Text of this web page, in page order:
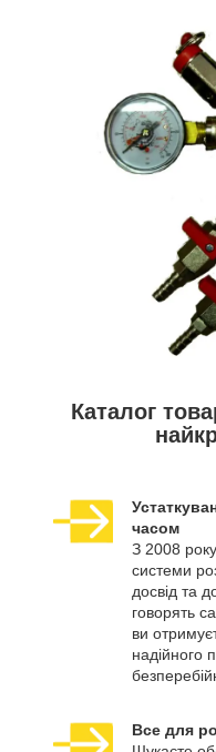
Каталог
часом
З 2008
системи
досвід та
говорять
ви
надійного
Все для